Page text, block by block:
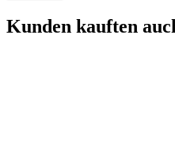
Kunden kauften